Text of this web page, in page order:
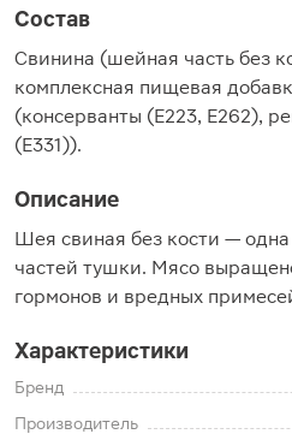
Состав
Свинина (шейная часть без
комплексная пищевая
(консерванты (Е223, Е262),
(Е331)).
Описание
Шея свиная без кости —
частей тушки. Мясо
гормонов и вредных
Характеристики
Бренд
Производитель